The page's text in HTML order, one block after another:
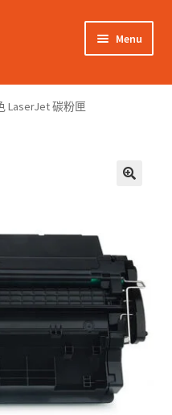
Menu
Expand
child
LaserJet 碳粉匣